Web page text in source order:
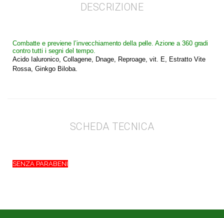
DESCRIZIONE
Combatte e previene l’invecchiamento della pelle. Azione a 360 gradi
contro tutti i segni del tempo.
Acido Ialuronico, Collagene, Dnage, Reproage, vit. E, Estratto Vite
Rossa, Ginkgo Biloba.
SCHEDA TECNICA
SENZA PARABENI